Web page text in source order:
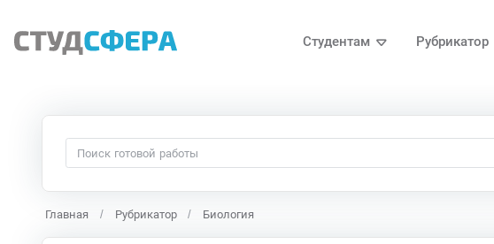
Студентам Рубрикатор
Главная Рубрикатор Биология